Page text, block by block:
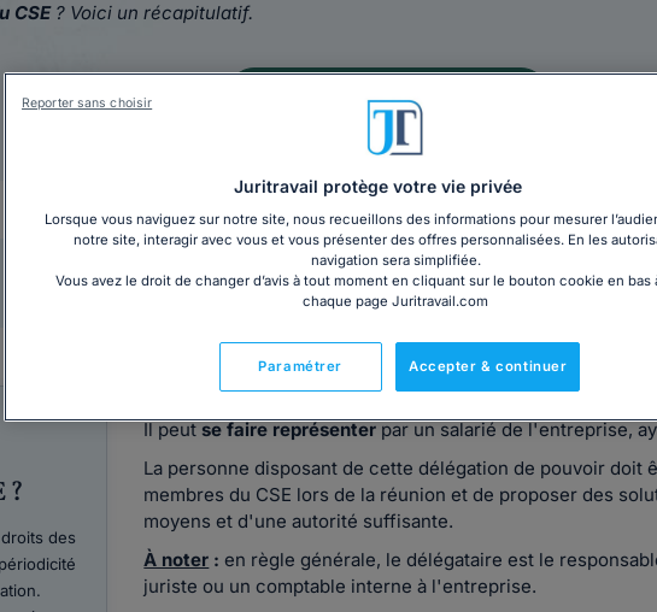
CSE? Voici un récapitulatif.
Organisation des réunions CSE
?
des
Côté Direction de l'entreprise : qui peut
1. Président du CSE : l'employeur ou son
Le chef d'entreprise préside lecomité social et économique
Il peutse faire représenterpar un salarié de l'entreprise,
La personne disposant de cette délégation de pouvoir doit
membres du CSE lors de la réunion et de proposer des
moyens et d'une autorité suffisante.
À noter : en règle générale, le délégataire est le
juriste ou un comptable interne à l'entreprise.
Juritravail protège votre vie privée
Lorsque vous naviguez sur notre site, nous recueillons des informations pour mesurer
notre site, interagir avec vous et vous présenter des offres personnalisées. En les
navigation sera simplifiée.
Vous avez le droit de changer d’avis à tout moment en cliquant sur le bouton cookie en bas
chaque page Juritravail.com
Accepter & continuer
Paramétrer
Reporter sans choisir